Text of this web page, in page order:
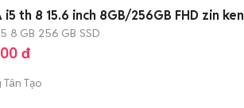
i5 th 8 15.6 inch 8GB/256GB FHD zin ken
8 GB 256 GB SSD
đ
Tạo